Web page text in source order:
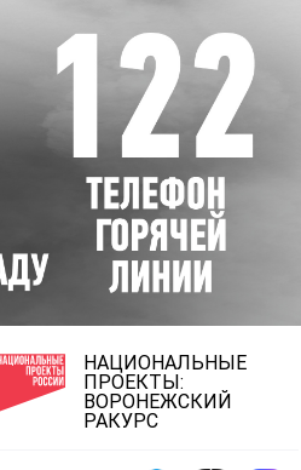
НАЦИОНАЛЬНЫЕ
ПРОЕКТЫ:
ВОРОНЕЖСКИЙ
РАКУРС